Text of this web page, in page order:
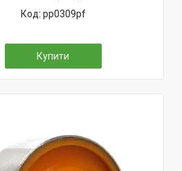
pp0309pf
Купити